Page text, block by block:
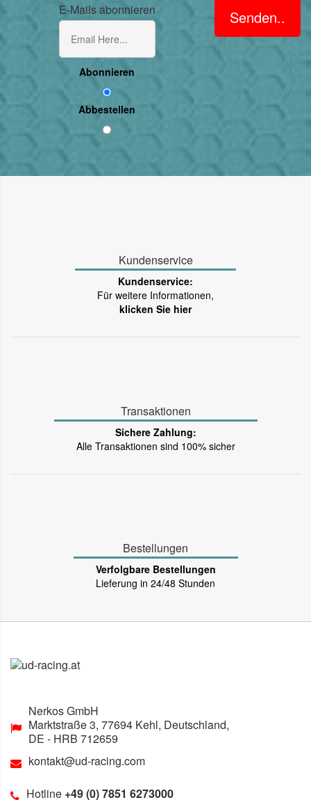
E-Mails abonnieren
Abonnieren
Abbestellen
Senden..
Kundenservice
Kundenservice:
Für weitere Informationen,
klicken Sie hier
Transaktionen
Sichere Zahlung:
Alle Transaktionen sind 100% sicher
Bestellungen
Verfolgbare Bestellungen
Lieferung in 24/48 Stunden
Nerkos GmbH
Marktstraße 3, 77694 Kehl, Deutschland,
DE - HRB 712659
kontakt@ud-racing.com
Hotline +49 (0) 7851 6273000